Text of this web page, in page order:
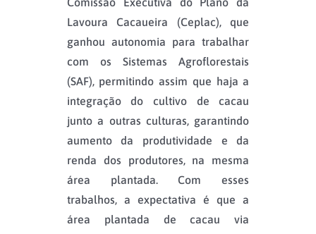
Lavoura Cacaueira (Ceplac), que
ganhou autonomia para trabalhar
com os Sistemas Agroflorestais
(SAF), permitindo assim que haja a
integração do cultivo de cacau
junto a outras culturas, garantindo
aumento da produtividade e da
renda dos produtores, na mesma
área plantada. Com esses
trabalhos, a expectativa é que a
área plantada de cacau via